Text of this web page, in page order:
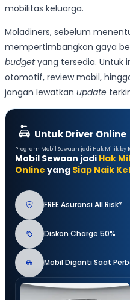
mobilitas keluarga.
Moladiners, sebelum
mempertimbangkan gaya
budgetyang tersedia. Untuk
otomotif, review mobil,
jangan lewatkan update
Untuk Driver Online
Program Mobil Sewaan jadi Hak Milik by
Mobil Sewaan jadi Hak
Online yang Siap Naik
FREE Asuransi All Risk*
Diskon Charge 50%
Mobil Diganti Saat